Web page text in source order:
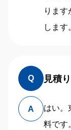
ります
します
Q 見積
A
はい。
料です